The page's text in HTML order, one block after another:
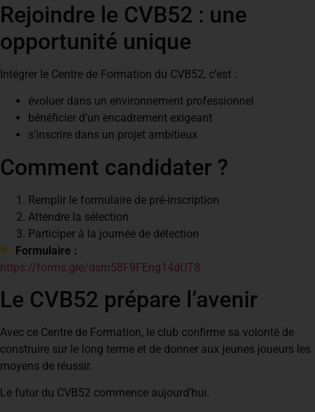
Rejoindre le CVB52 : une
opportunité unique
Intégrer le Centre de Formation du CVB52, c’est :
évoluer dans un environnement professionnel
bénéficier d’un encadrement exigeant
s’inscrire dans un projet ambitieux
Comment candidater ?
Remplir le formulaire de pré-inscription
Attendre la sélection
Participer à la journée de détection
Formulaire :
https://forms.gle/dsm58F9FEng14dUT8
Le CVB52 prépare l’avenir
Avec ce Centre de Formation, le club confirme sa volonté de
construire sur le long terme et de donner aux jeunes joueurs les
moyens de réussir.
Le futur du CVB52 commence aujourd’hui.